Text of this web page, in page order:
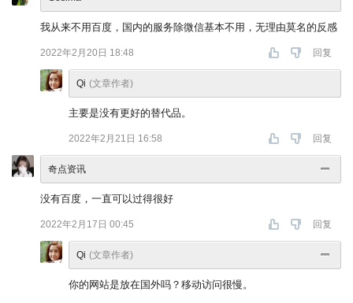
我从来不用百度，国内的服务除微信基本不用，无理由莫名的反感
2022年2月20日 18:48 回复
Qi (文章作者)
主要是没有更好的替代品。
2022年2月21日 16:58 回复
奇点资讯
没有百度，一直可以过得很好
2022年2月17日 00:45 回复
Qi (文章作者)
你的网站是放在国外吗？移动访问很慢。